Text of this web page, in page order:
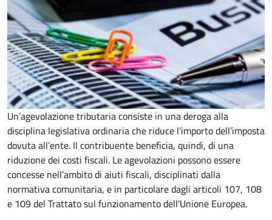
Un’agevolazione tributaria consiste in una deroga alla
disciplina legislativa ordinaria che riduce l’importo dell’imposta
dovuta all’ente. Il contribuente beneficia, quindi, di una
riduzione dei costi fiscali. Le agevolazioni possono essere
concesse nell’ambito di aiuti fiscali, disciplinati dalla
normativa comunitaria, e in particolare dagli articoli 107, 108
e 109 del Trattato sul funzionamento dell'Unione Europea.